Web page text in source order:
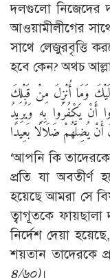
দলগুলো নিজেদের
আওয়ামীলীগের
সাথে লেজুরবৃত্তি
হবে কেন? অথচ
إِلَيْكَ وَمَا أُنْزِلَ مِنْ قَبْلِكَ
أَنْ يَكْفُرُوا بِهِ وَيُرِيدُ
أَنْ يُضِلَّهُمْ ضَلَالًا بَعِيدًا
‘আপনি কি
প্রতি যা অবতীর্ণ
হয়েছে আমরা সে
ত্বাগূতকে ফায়ছালা
নির্দেশ দেয়া
শয়তান তাদেরকে
৪/৬০)।